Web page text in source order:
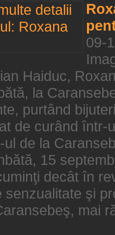
09-
Haiduc,
la
purtând
de curând
de la
15
decât în
senzualitate şi
mai